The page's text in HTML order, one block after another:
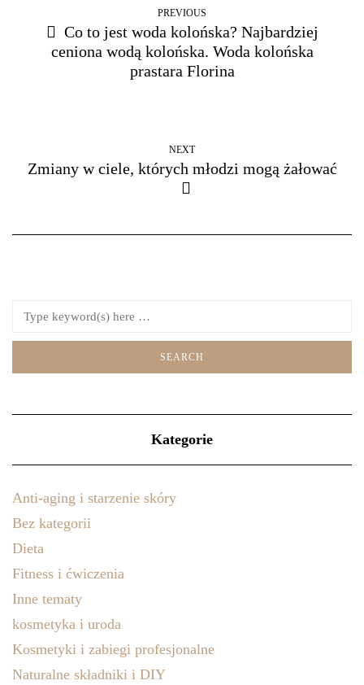
PREVIOUS
Co to jest woda kolońska? Najbardziej
ceniona wodą kolońska. Woda kolońska
prastara Florina
NEXT
Zmiany w ciele, których młodzi mogą żałować
Kategorie
Anti-aging i starzenie skóry
Bez kategorii
Dieta
Fitness i ćwiczenia
Inne tematy
kosmetyka i uroda
Kosmetyki i zabiegi profesjonalne
Naturalne składniki i DIY